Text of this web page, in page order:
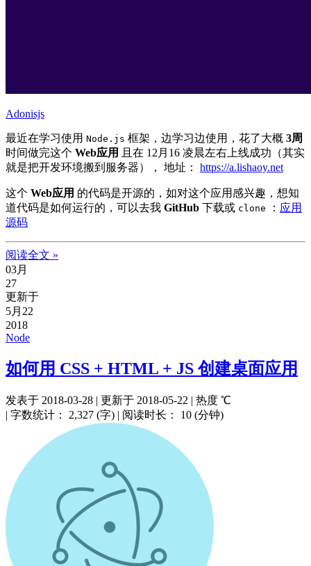
Adonisjs
最近在学习使用 Node.js 框架，边学习边使用，花了大概 3周
时间做完这个 Web应用 且在 12月16 凌晨左右上线成功（其实
就是把开发环境搬到服务器）， 地址： https://a.lishaoy.net
这个 Web应用 的代码是开源的，如对这个应用感兴趣，想知
道代码是如何运行的，可以去我 GitHub 下载或 clone ： 应用
源码
阅读全文 »
03月
27
更新于
5月22
2018
Node
如何用 CSS + HTML + JS 创建桌面应用
发表于 2018-03-28 | 更新于 2018-05-22 | 热度 ℃
| 字数统计： 2,327 (字) | 阅读时长： 10 (分钟)